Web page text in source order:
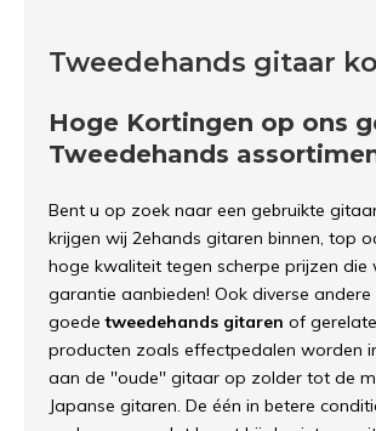
Tweedehands gitaar
Hoge Kortingen op ons
Tweedehands
Bent u op zoek naar een gebruikte
krijgen wij 2ehands gitaren binnen, top
hoge kwaliteit tegen scherpe prijzen die
garantie aanbieden! Ook diverse andere
goedetweedehands gitaren of
producten zoals effectpedalen worden
aan de ''oude'' gitaar op zolder tot de
Japanse gitaren. De één in betere